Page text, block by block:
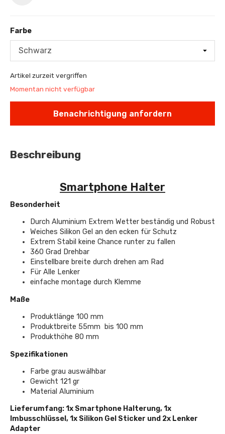
Farbe
Artikel zurzeit vergriffen
Momentan nicht verfügbar
Benachrichtigung anfordern
Beschreibung
Smartphone Halter
Besonderheit
Durch Aluminium Extrem Wetter beständig und Robust
Weiches Silikon Gel an den ecken für Schutz
Extrem Stabil keine Chance runter zu fallen
360 Grad Drehbar
Einstellbare breite durch drehen am Rad
Für Alle Lenker
einfache montage durch Klemme
Maße
Produktlänge 100 mm
Produktbreite 55mm bis 100 mm
Produkthöhe 80 mm
Spezifikationen
Farbe grau auswälhbar
Gewicht 121 gr
Material Aluminium
Lieferumfang: 1x Smartphone Halterung, 1x
Imbusschlüssel, 1x Silikon Gel Sticker und 2x Lenker
Adapter